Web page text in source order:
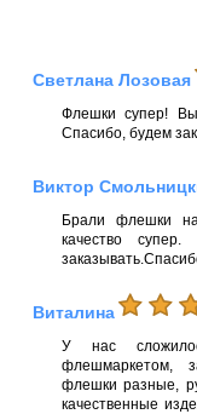
Светлана Лозовая
Флешки супер!
Спасибо, будем
Виктор
Брали флешки
качество
Виталина
У нас
флешмаркетом,
флешки разные,
качественные